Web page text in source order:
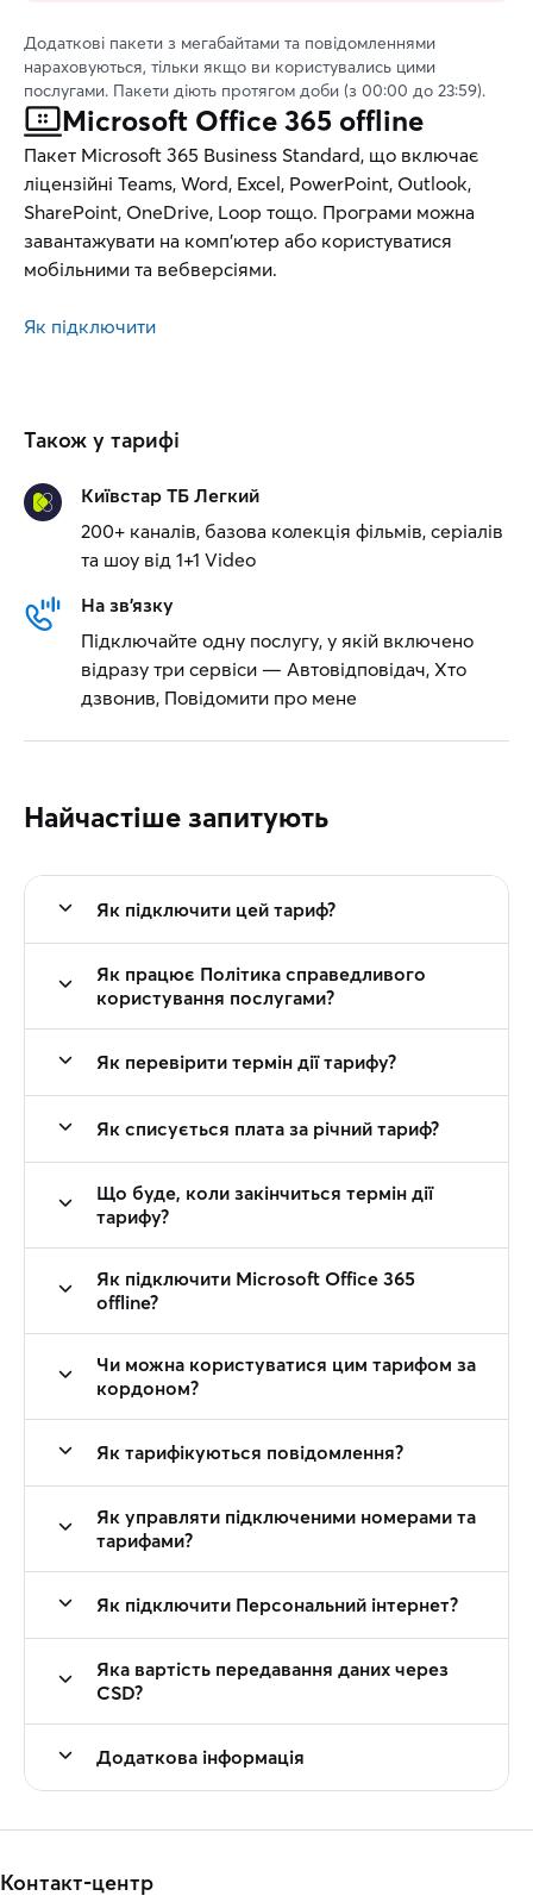
Додаткові пакети з мегабайтами та повідомленнями
нараховуються, тільки якщо ви користувались цими
послугами. Пакети діють протягом доби (з 00:00 до 23:59).
Microsoft Office 365 offline
Пакет Microsoft 365 Business Standard, що включає
ліцензійні Teams, Word, Excel, PowerPoint, Outlook,
SharePoint, OneDrive, Loop тощо. Програми можна
завантажувати на комп’ютер або користуватися
мобільними та вебверсіями.
Як підключити
Також у тарифі
Київстар ТБ Легкий
200+ каналів, базова колекція фільмів, серіалів
та шоу від 1+1 Video
На зв'язку
Підключайте одну послугу, у якій включено
відразу три сервіси — Автовідповідач, Хто
дзвонив, Повідомити про мене
Найчастіше запитують
Як підключити цей тариф?
Як працює Політика справедливого
користування послугами?
Як перевірити термін дії тарифу?
Як списується плата за річний тариф?
Що буде, коли закінчиться термін дії
тарифу?
Як підключити Microsoft Office 365
offline?
Чи можна користуватися цим тарифом за
кордоном?
Як тарифікуються повідомлення?
Як управляти підключеними номерами та
тарифами?
Як підключити Персональний інтернет?
Яка вартість передавання даних через
CSD?
Додаткова інформація
Контакт-центр